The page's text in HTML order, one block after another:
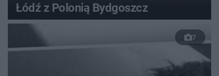
Łódź z Polonią Bydgoszcz
7